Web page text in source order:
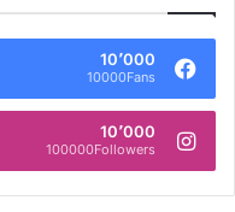
10٬000
10000Fans
10٬000
100000Followers